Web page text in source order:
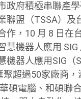
政府積極串聯產
聯盟（TSSA）及
作，10 月 8 日在
慧機器人應用
機器人應用SIG（
聚超過50家廠商
碩電腦、和碩聯